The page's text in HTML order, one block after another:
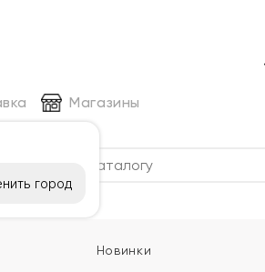
город
Магазины
Новинки